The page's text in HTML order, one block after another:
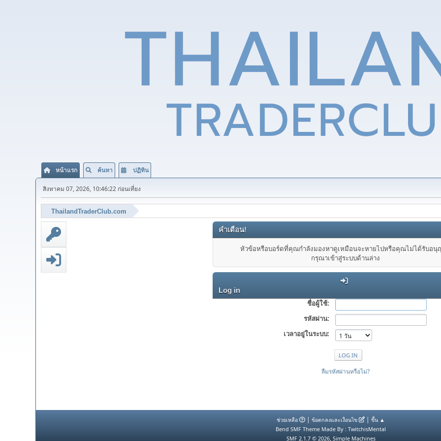
หน้าแรก ค้นหา ปฏิทิน
สิงหาคม 07, 2026, 10:46:22 ก่อนเที่ยง
ThailandTraderClub.com
คำเตือน!
หัวข้อหรือบอร์ดที่คุณกำลังมองหาดูเหมือนจะหายไปหรือคุณไม่ได้รับอนุ
กรุณาเข้าสู่ระบบด้านล่าง
Log in
ชื่อผู้ใช้:
รหัสผ่าน:
เวลาอยู่ในระบบ:
ลืมรหัสผ่านหรือไม่?
ช่วยเหลือ | ข้อตกลงและเงื่อนไข | ขึ้น ▲
Bend SMF Theme Made By : TwitchisMental
SMF 2.1.7 © 2026, Simple Machines